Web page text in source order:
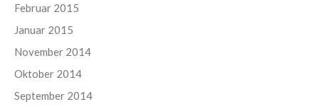
Februar 2015
Januar 2015
November 2014
Oktober 2014
September 2014